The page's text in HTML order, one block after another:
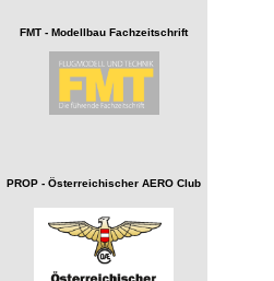
FMT - Modellbau Fachzeitschrift
PROP - Österreichischer AERO Club